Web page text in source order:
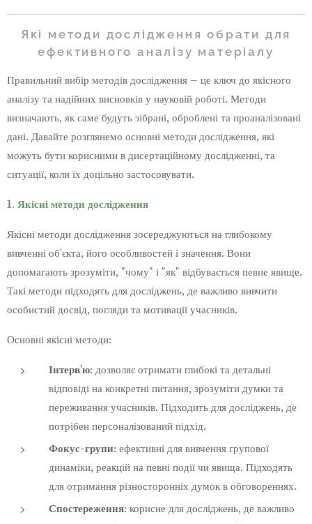
Які методи дослідження обрати для
ефективного аналізу матеріалу
Правильний вибір методів дослідження – це ключ до якісного
аналізу та надійних висновків у науковій роботі. Методи
визначають, як саме будуть зібрані, оброблені та проаналізовані
дані. Давайте розглянемо основні методи дослідження, які
можуть бути корисними в дисертаційному дослідженні, та
ситуації, коли їх доцільно застосовувати.
1. Якісні методи дослідження
Якісні методи дослідження зосереджуються на глибокому
вивченні об'єкта, його особливостей і значення. Вони
допомагають зрозуміти, "чому" і "як" відбувається певне явище.
Такі методи підходять для досліджень, де важливо вивчити
особистий досвід, погляди та мотивації учасників.
Основні якісні методи:
Інтерв'ю: дозволяє отримати глибокі та детальні
відповіді на конкретні питання, зрозуміти думки та
переживання учасників. Підходить для досліджень, де
потрібен персоналізований підхід.
Фокус-групи: ефективні для вивчення групової
динаміки, реакцій на певні події чи явища. Підходять
для отримання різносторонніх думок в обговореннях.
Спостереження: корисне для досліджень, де важливо